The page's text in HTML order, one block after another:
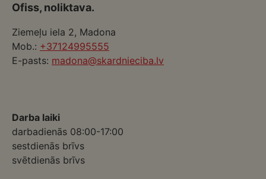
Ofiss, noliktava.
Ziemeļu iela 2, Madona
Mob.: +37124995555
E-pasts: madona@skardnieciba.lv
Darba laiki
darbadienās 08:00-17:00
sestdienās brīvs
svētdienās brīvs